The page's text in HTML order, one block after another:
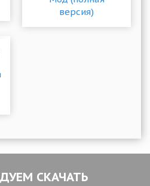
1.0.6 Мод (полная версия)
СКАЧАТЬ